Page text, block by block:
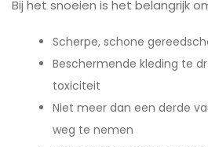
Bij het snoeien is het belangrijk
Scherpe, schone
Beschermende kleding te
toxiciteit
Niet meer dan een derde
weg te nemen